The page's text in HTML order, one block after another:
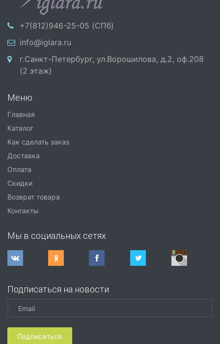
+7(812)946-25-05 (СПб)
info@iglara.ru
г.Санкт-Петербург, ул.Ворошилова, д.2, оф.208
(2 этаж)
Меню
Главная
Каталог
Как сделать заказ
Доставка
Оплата
Скидки
Возврат товара
Контакты
Мы в социальных сетях
Подписаться на новости
Подписаться